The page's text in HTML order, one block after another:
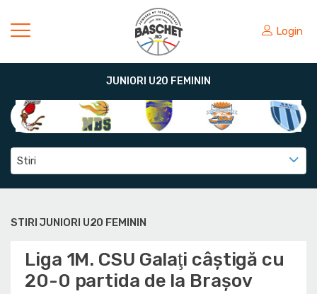
Login
JUNIORI U20 FEMININ
Stiri
STIRI JUNIORI U20 FEMININ
Liga 1M. CSU Galaţi câştigă cu
20-0 partida de la Braşov